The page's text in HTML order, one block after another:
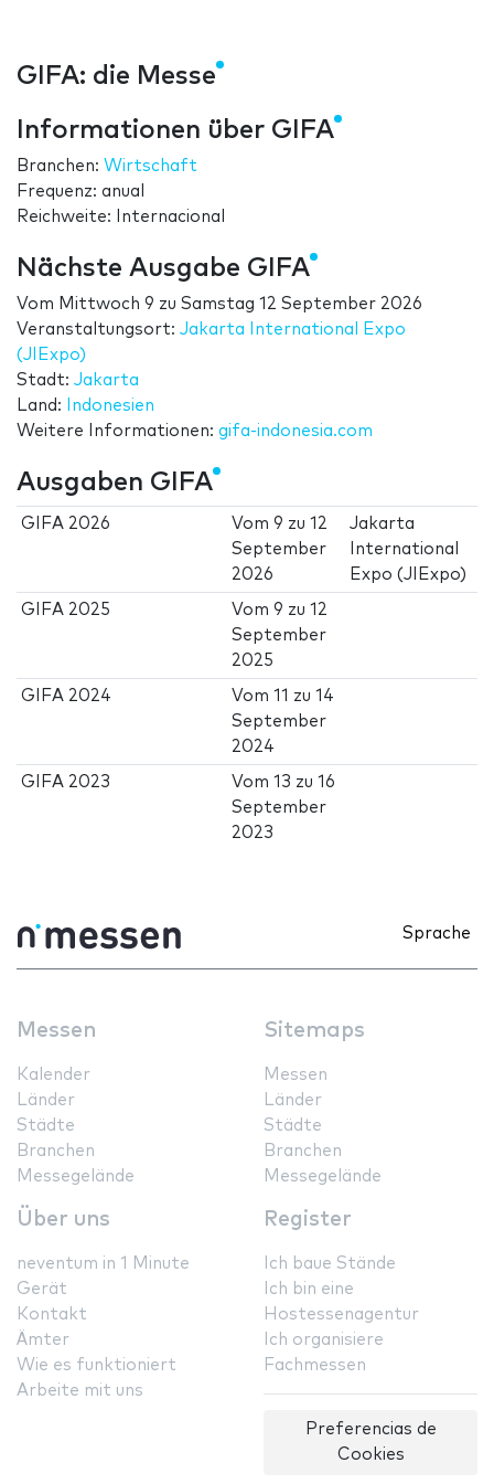
GIFA: die Messe
Informationen über GIFA
Branchen: Wirtschaft
Frequenz: anual
Reichweite: Internacional
Nächste Ausgabe GIFA
Vom Mittwoch 9 zu Samstag 12 September 2026
Veranstaltungsort: Jakarta International Expo
(JIExpo)
Stadt: Jakarta
Land:
Indonesien
Weitere Informationen: gifa-indonesia.com
Ausgaben GIFA
GIFA 2026 Vom9 zu12
September
2026
Jakarta
International
Expo (JIExpo)
GIFA 2025 Vom9 zu12
September
2025
GIFA 2024 Vom11 zu14
September
2024
GIFA 2023 Vom13 zu16
September
2023
Sprache
Messen
Kalender
Länder
Städte
Branchen
Messegelände
Sitemaps
Messen
Länder
Städte
Branchen
Messegelände
Über uns
neventum in 1 Minute
Gerät
Kontakt
Ämter
Wie es funktioniert
Arbeite mit uns
Register
Ich baue Stände
Ich bin eine
Hostessenagentur
Ich organisiere
Fachmessen
Preferencias de
Cookies